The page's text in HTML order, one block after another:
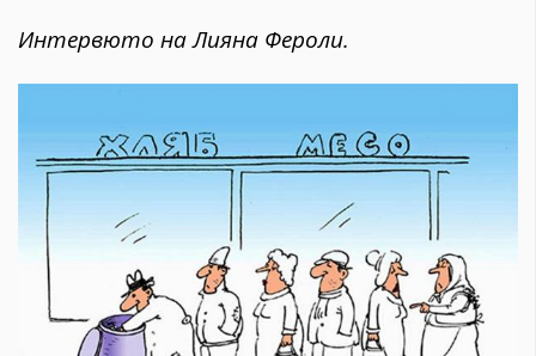
Интервюто на Лияна Фероли.